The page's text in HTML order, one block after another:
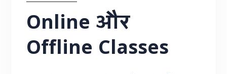
Online और
Offline Classes